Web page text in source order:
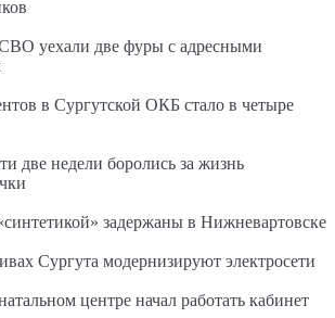
уехали две фуры с адресными
в Сургутской ОКБ стало в четыре
две недели боролись за жизнь
задержаны в Нижневартовске
Сургута модернизируют электросети
центре начал работать кабинет